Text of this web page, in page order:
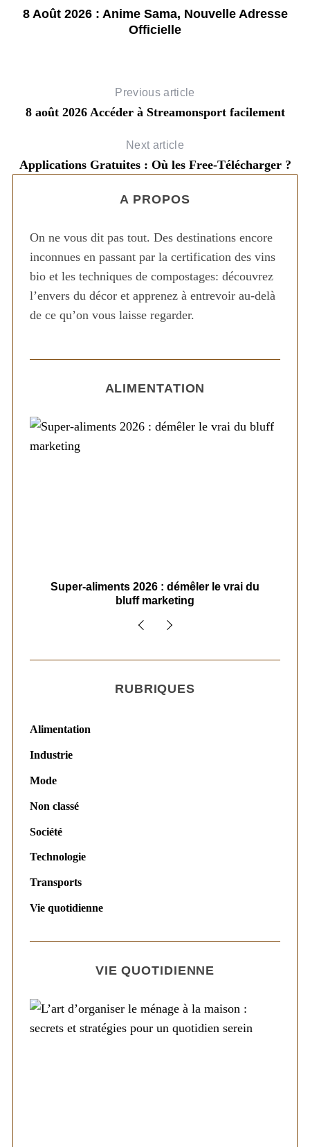
8 Août 2026 : Anime Sama, Nouvelle Adresse
Officielle
Previous article
8 août 2026 Accéder à Streamonsport facilement
Next article
Applications Gratuites : Où les Free-Télécharger ?
A PROPOS
On ne vous dit pas tout. Des destinations encore
inconnues en passant par la certification des vins
bio et les techniques de compostages: découvrez
l’envers du décor et apprenez à entrevoir au-delà
de ce qu’on vous laisse regarder.
ALIMENTATION
Super-aliments 2026 : démêler le vrai du
bluff marketing
RUBRIQUES
Alimentation
Industrie
Mode
Non classé
Société
Technologie
Transports
Vie quotidienne
VIE QUOTIDIENNE